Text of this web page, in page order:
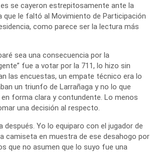
se cayeron estrepitosamente ante la
que le faltó al Movimiento de Participación
como parece ser la lectura más
sea una consecuencia por la
fue a votar por la 711, lo hizo sin
las encuestas, un empate técnico era lo
un triunfo de Larrañaga y no lo que
forma clara y contundente. Lo menos
una decisión al respecto.
Yo lo equiparo con el jugador de
camiseta en muestra de ese desahogo por
que no asumen que lo suyo fue una